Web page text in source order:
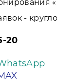
-
20